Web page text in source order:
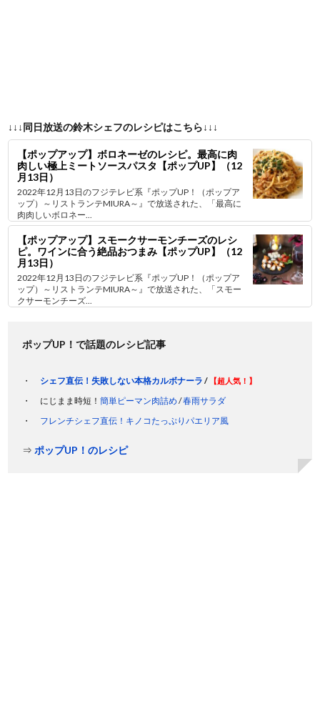
↓↓↓同日放送の鈴木シェフのレシピはこちら↓↓↓
【ポップアップ】ボロネーゼのレシピ。最高に肉
肉しい極上ミートソースパスタ【ポップUP】（12
月13日）
2022年12月13日のフジテレビ系『ポップUP！（ポップア
ップ）～リストランテMIURA～』で放送された、「最高に
肉肉しいボロネー...
【ポップアップ】スモークサーモンチーズのレシ
ピ。ワインに合う絶品おつまみ【ポップUP】（12
月13日）
2022年12月13日のフジテレビ系『ポップUP！（ポップア
ップ）～リストランテMIURA～』で放送された、「スモー
クサーモンチーズ...
ポップUP！で話題のレシピ記事
シェフ直伝！失敗しない本格カルボナーラ / 【超人気！】
にじまま時短！簡単ピーマン肉詰め /春雨サラダ
フレンチシェフ直伝！キノコたっぷりパエリア風
⇒ポップUP！のレシピ